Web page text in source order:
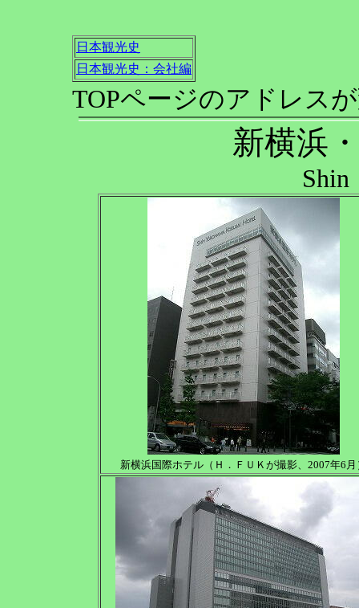
日本観光史
日本観光史：会社編
TOPページのアドレス
新横浜
新横浜国際ホテル（Ｈ．ＦＵＫが撮影、2007年6月